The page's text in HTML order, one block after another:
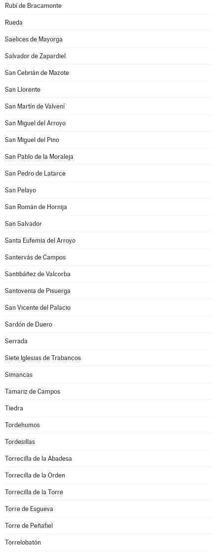
Rubí de Bracamonte
Rueda
Saelices de Mayorga
Salvador de Zapardiel
San Cebrián de Mazote
San Llorente
San Martín de Valvení
San Miguel del Arroyo
San Miguel del Pino
San Pablo de la Moraleja
San Pedro de Latarce
San Pelayo
San Román de Hornija
San Salvador
Santa Eufemia del Arroyo
Santervás de Campos
Santibáñez de Valcorba
Santovenia de Pisuerga
San Vicente del Palacio
Sardón de Duero
Serrada
Siete Iglesias de Trabancos
Simancas
Tamariz de Campos
Tiedra
Tordehumos
Tordesillas
Torrecilla de la Abadesa
Torrecilla de la Orden
Torrecilla de la Torre
Torre de Esgueva
Torre de Peñafiel
Torrelobatón